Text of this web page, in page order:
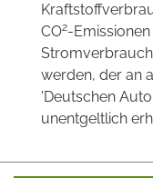
CO2-
werden, der an
'Deutschen
unentgeltlich